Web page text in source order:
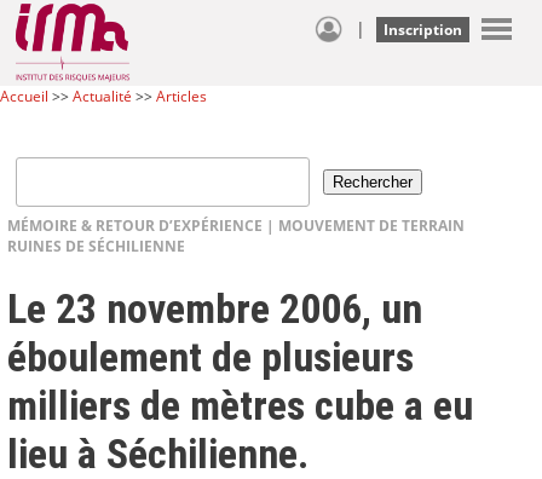
| Inscription
Accueil >>Actualité >>Articles
MÉMOIRE & RETOUR D’EXPÉRIENCE | MOUVEMENT DE TERRAIN
RUINES DE SÉCHILIENNE
Le 23 novembre 2006, un
éboulement de plusieurs
milliers de mètres cube a eu
lieu à Séchilienne.